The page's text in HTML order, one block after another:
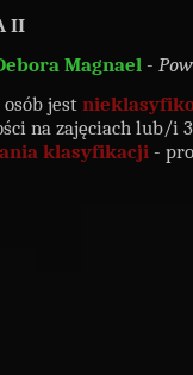
II
Magnael -
osób jest
na zajęciach lub/i
klasyfikacji -